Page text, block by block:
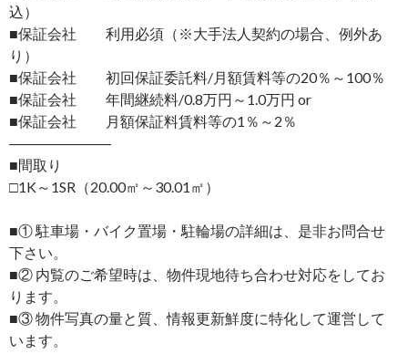
込）
■保証会社 利用必須（※大手法人契約の場合、例外あ
り）
■保証会社 初回保証委託料/月額賃料等の20％～100％
■保証会社 年間継続料/0.8万円～1.0万円 or
■保証会社 月額保証料賃料等の1％～2％
―――――――
■間取り
□1K～1SR（20.00㎡～30.01㎡）
■① 駐車場・バイク置場・駐輪場の詳細は、是非お問合せ
下さい。
■② 内覧のご希望時は、物件現地待ち合わせ対応をしてお
ります。
■③ 物件写真の量と質、情報更新鮮度に特化して運営して
います。